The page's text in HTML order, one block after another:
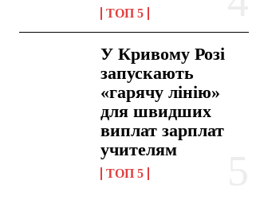
ТОП 5
У Кривому Розі
запускають
«гарячу лінію»
для швидших
виплат зарплат
учителям
ТОП 5